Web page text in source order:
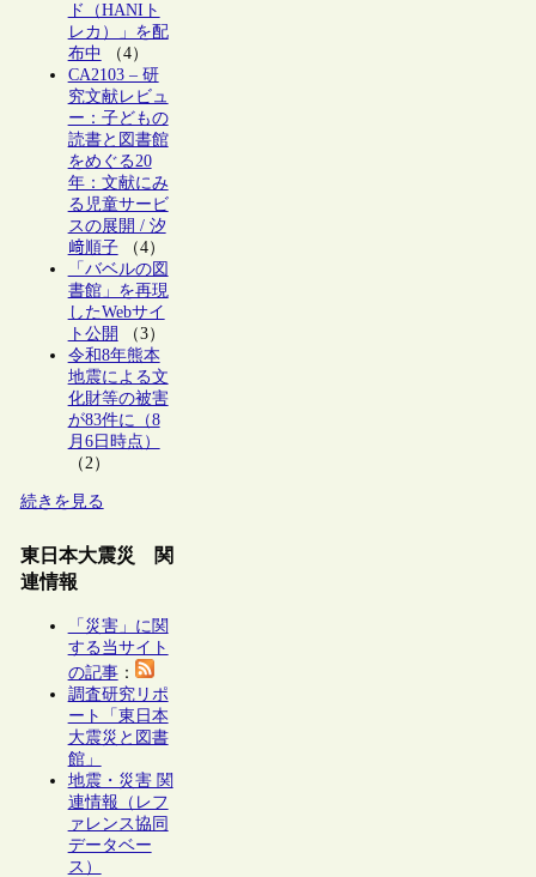
ド（HANIト
レカ）」を配
布中 （4）
CA2103 – 研
究文献レビュ
ー：子どもの
読書と図書館
をめぐる20
年：文献にみ
る児童サービ
スの展開 / 汐
﨑順子（4）
「バベルの図
書館」を再現
したWebサイ
ト公開
（3）
令和8年熊本
地震による文
化財等の被害
が83件に（8
月6日時点）
（2）
続きを見る
東日本大震災 関
連情報
「災害」に関
する当サイト
の記事：
調査研究リポ
ート「東日本
大震災と図書
館」
地震・災害 関
連情報（レフ
ァレンス協同
データベー
ス）